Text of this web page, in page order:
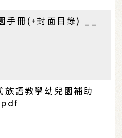
手冊(+封面目錄) __
族語教學幼兒園補助